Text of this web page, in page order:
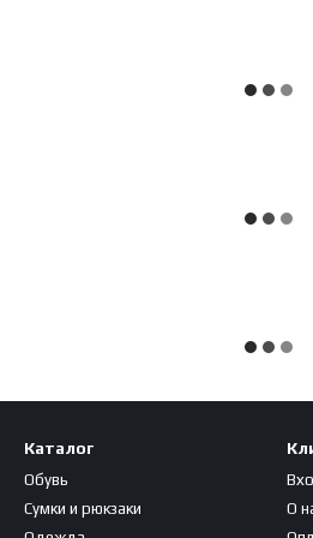
Каталог
Обувь
Сумки и рюкзаки
О